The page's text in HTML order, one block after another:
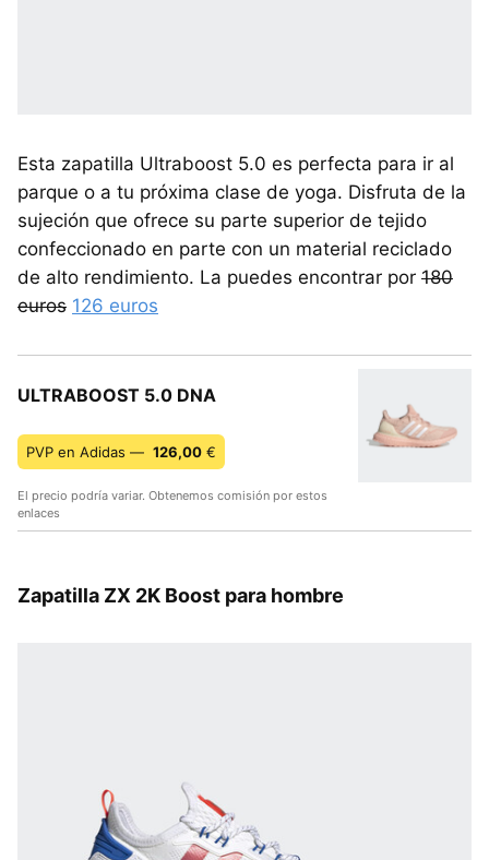
Esta zapatilla Ultraboost 5.0 es perfecta para ir al
parque o a tu próxima clase de yoga. Disfruta de la
sujeción que ofrece su parte superior de tejido
confeccionado en parte con un material reciclado
de alto rendimiento. La puedes encontrar por 180
euros 126 euros
ULTRABOOST 5.0 DNA
PVP en Adidas — 126,00 €
El precio podría variar. Obtenemos comisión por estos
enlaces
Zapatilla ZX 2K Boost para hombre